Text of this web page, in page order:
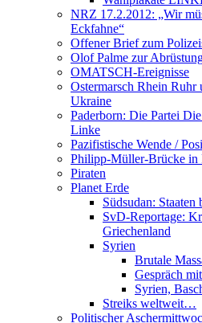
NRZ 17.2.2012: „Wir
Eckfahne“
Offener Brief zum
Olof Palme zur
OMATSCH-Ereignisse
Ostermarsch Rhein
Ukraine
Paderborn: Die Partei
Linke
Pazifistische Wende /
Philipp-Müller-Brücke in
Piraten
Planet Erde
Südsudan: Staaten
SvD-Reportage:
Griechenland
Syrien
Brutale
Gespräch
Syrien,
Streiks weltweit…
Politischer